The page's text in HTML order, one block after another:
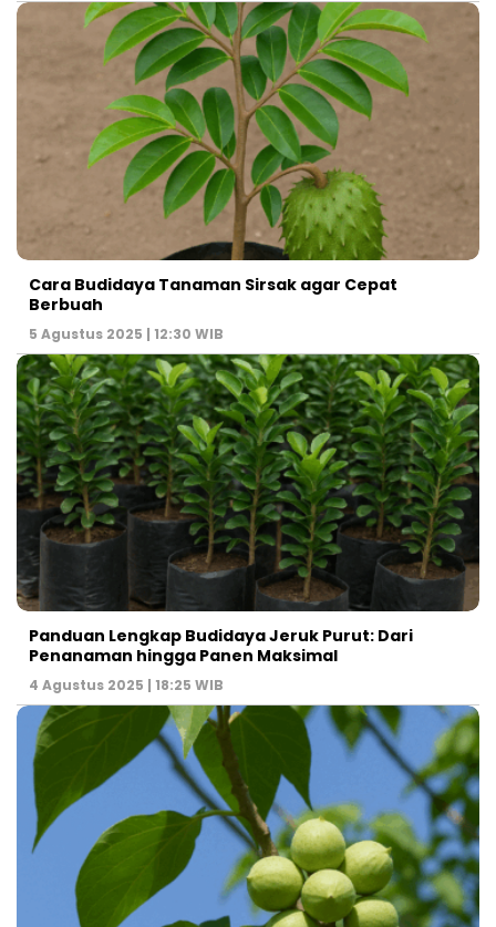
Cara Budidaya Tanaman Sirsak agar Cepat
Berbuah
5 Agustus 2025 | 12:30 WIB
Panduan Lengkap Budidaya Jeruk Purut: Dari
Penanaman hingga Panen Maksimal
4 Agustus 2025 | 18:25 WIB